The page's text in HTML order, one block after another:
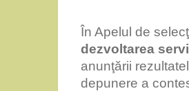
În Apelul de
dezvoltarea
anunţării
depunere a